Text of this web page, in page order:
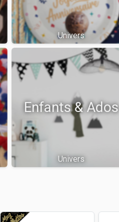
Univers
Enfants & Ados
Univers